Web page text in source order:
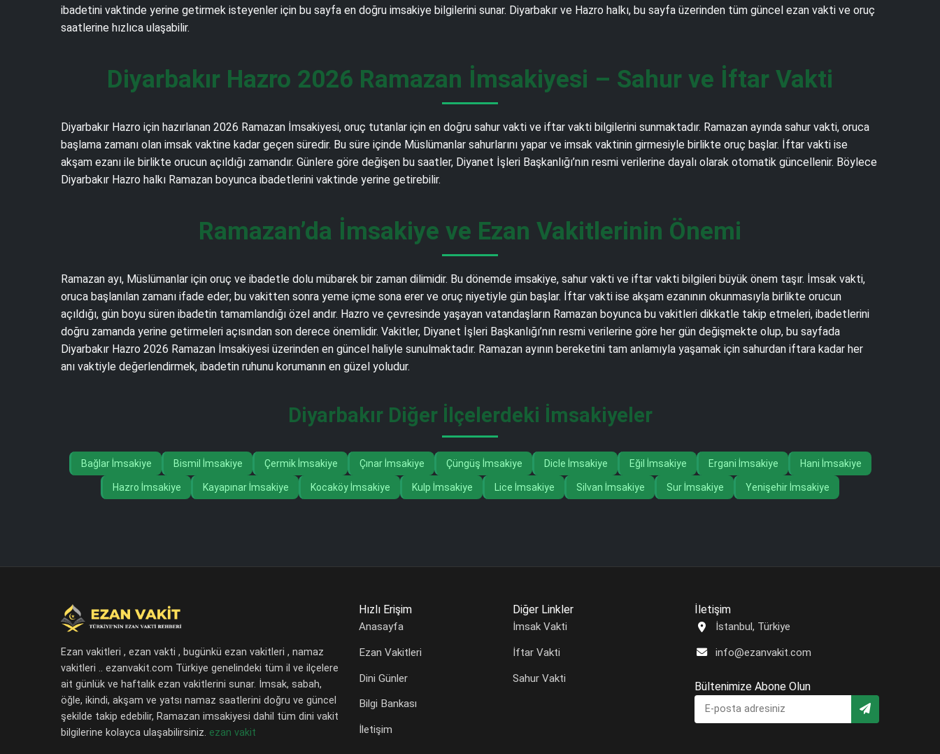
ibadetini vaktinde yerine getirmek isteyenler için bu sayfa en doğru imsakiye bilgilerini sunar. Diyarbakır ve Hazro halkı, bu sayfa üzerinden tüm güncel ezan vakti ve oruç
saatlerine hızlıca ulaşabilir.
Diyarbakır Hazro 2026 Ramazan İmsakiyesi – Sahur ve İftar Vakti
Diyarbakır Hazro için hazırlanan 2026 Ramazan İmsakiyesi, oruç tutanlar için en doğru sahur vakti ve iftar vakti bilgilerini sunmaktadır. Ramazan ayında sahur vakti, oruca
başlama zamanı olan imsak vaktine kadar geçen süredir. Bu süre içinde Müslümanlar sahurlarını yapar ve imsak vaktinin girmesiyle birlikte oruç başlar. İftar vakti ise
akşam ezanı ile birlikte orucun açıldığı zamandır. Günlere göre değişen bu saatler, Diyanet İşleri Başkanlığı’nın resmi verilerine dayalı olarak otomatik güncellenir. Böylece
Diyarbakır Hazro halkı Ramazan boyunca ibadetlerini vaktinde yerine getirebilir.
Ramazan’da İmsakiye ve Ezan Vakitlerinin Önemi
Ramazan ayı, Müslümanlar için oruç ve ibadetle dolu mübarek bir zaman dilimidir. Bu dönemde imsakiye, sahur vakti ve iftar vakti bilgileri büyük önem taşır. İmsak vakti,
oruca başlanılan zamanı ifade eder; bu vakitten sonra yeme içme sona erer ve oruç niyetiyle gün başlar. İftar vakti ise akşam ezanının okunmasıyla birlikte orucun
açıldığı, gün boyu süren ibadetin tamamlandığı özel andır. Hazro ve çevresinde yaşayan vatandaşların Ramazan boyunca bu vakitleri dikkatle takip etmeleri, ibadetlerini
doğru zamanda yerine getirmeleri açısından son derece önemlidir. Vakitler, Diyanet İşleri Başkanlığı’nın resmi verilerine göre her gün değişmekte olup, bu sayfada
Diyarbakır Hazro 2026 Ramazan İmsakiyesi üzerinden en güncel haliyle sunulmaktadır. Ramazan ayının bereketini tam anlamıyla yaşamak için sahurdan iftara kadar her
anı vaktiyle değerlendirmek, ibadetin ruhunu korumanın en güzel yoludur.
Diyarbakır Diğer İlçelerdeki İmsakiyeler
Bağlar İmsakiye Bismil İmsakiye Çermik İmsakiye Çınar İmsakiye Çüngüş İmsakiye Dicle İmsakiye Eğil İmsakiye Ergani İmsakiye Hani İmsakiye
Hazro İmsakiye Kayapınar İmsakiye Kocaköy İmsakiye Kulp İmsakiye Lice İmsakiye Silvan İmsakiye Sur İmsakiye Yenişehir İmsakiye
Ezan vakitleri , ezan vakti , bugünkü ezan vakitleri , namaz
vakitleri .. ezanvakit.com Türkiye genelindeki tüm il ve ilçelere
ait günlük ve haftalık ezan vakitlerini sunar. İmsak, sabah,
öğle, ikindi, akşam ve yatsı namaz saatlerini doğru ve güncel
şekilde takip edebilir, Ramazan imsakiyesi dahil tüm dini vakit
bilgilerine kolayca ulaşabilirsiniz. ezan vakit
Hızlı Erişim
Anasayfa
Ezan Vakitleri
Dini Günler
Bilgi Bankası
İletişim
Diğer Linkler
İmsak Vakti
İftar Vakti
Sahur Vakti
İletişim
İstanbul, Türkiye
info@ezanvakit.com
Bültenimize Abone Olun